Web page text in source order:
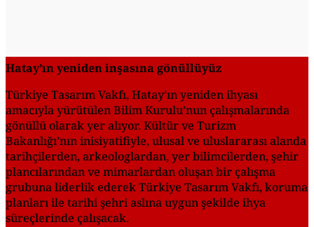
Hatay’ın yeniden inşasına gönüllüyüz
Türkiye Tasarım Vakfı, Hatay’ın yeniden ihyası
amacıyla yürütülen Bilim Kurulu’nun çalışmalarında
gönüllü olarak yer alıyor. Kültür ve Turizm
Bakanlığı’nın inisiyatifiyle, ulusal ve uluslararası alanda
tarihçilerden, arkeologlardan, yer bilimcilerden, şehir
plancılarından ve mimarlardan oluşan bir çalışma
grubuna liderlik ederek Türkiye Tasarım Vakfı, koruma
planları ile tarihi şehri aslına uygun şekilde ihya
süreçlerinde çalışacak.